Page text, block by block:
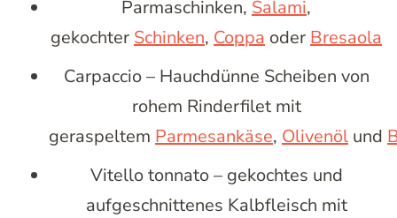
Parmaschinken, Salami,
gekochter Schinken, Coppa oder Bresaola
Carpaccio – Hauchdünne Scheiben von
rohem Rinderfilet mit
geraspeltem Parmesankäse, Olivenöl und
Vitello tonnato – gekochtes und
aufgeschnittenes Kalbfleisch mit